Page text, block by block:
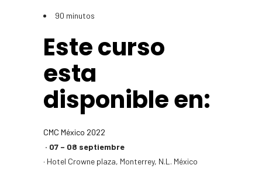
90 minutos
Este curso
esta
disponible en:
CMC México 2022
· 07 – 08 septiembre
· Hotel Crowne plaza, Monterrey, N.L. México